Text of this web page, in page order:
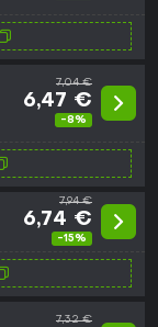
7,04 €
6,47 €
-8%
7,94 €
6,74 €
-15%
7,32 €